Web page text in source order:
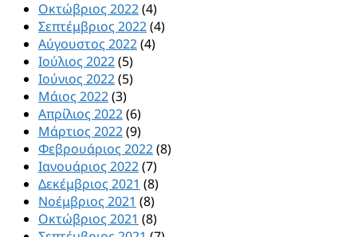
Οκτώβριος 2022(4)
Σεπτέμβριος 2022(4)
Αύγουστος 2022(4)
Ιούλιος 2022(5)
Ιούνιος 2022(5)
Μάιος 2022(3)
Απρίλιος 2022(6)
Μάρτιος 2022(9)
Φεβρουάριος 2022(8)
Ιανουάριος 2022(7)
Δεκέμβριος 2021 (8)
Νοέμβριος 2021 (8)
Οκτώβριος 2021 (8)